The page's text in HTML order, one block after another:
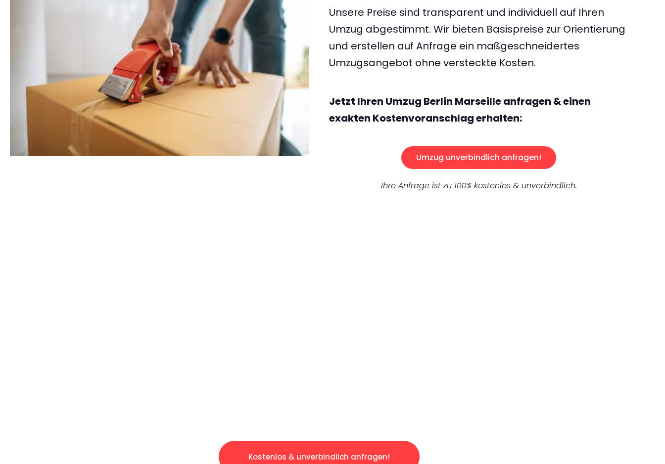
Unsere Preise sind transparent und individuell auf Ihren
Umzug abgestimmt. Wir bieten Basispreise zur Orientierung
und erstellen auf Anfrage ein maßgeschneidertes
Umzugsangebot ohne versteckte Kosten.
Jetzt Ihren Umzug Berlin Marseille anfragen & einen
exakten Kostenvoranschlag erhalten:
Umzug unverbindlich anfragen!
Ihre Anfrage ist zu 100% kostenlos & unverbindlich.
Kostenlos & unverbindlich anfragen!